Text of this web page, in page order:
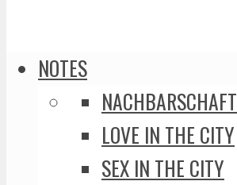
NOTES
NACHBARSCHAFT
LOVE IN THE CITY
SEX IN THE CITY